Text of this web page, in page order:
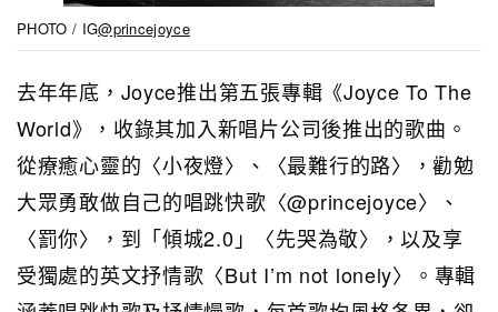
PHOTO / IG@princejoyce
去年年底，Joyce推出第五張專輯《Joyce To The
World》，收錄其加入新唱片公司後推出的歌曲。
從療癒心靈的〈小夜燈〉、〈最難行的路〉，勸勉
大眾勇敢做自己的唱跳快歌〈@princejoyce〉、
〈罰你〉，到「傾城2.0」〈先哭為敬〉，以及享
受獨處的英文抒情歌〈But I’m not lonely〉。專輯